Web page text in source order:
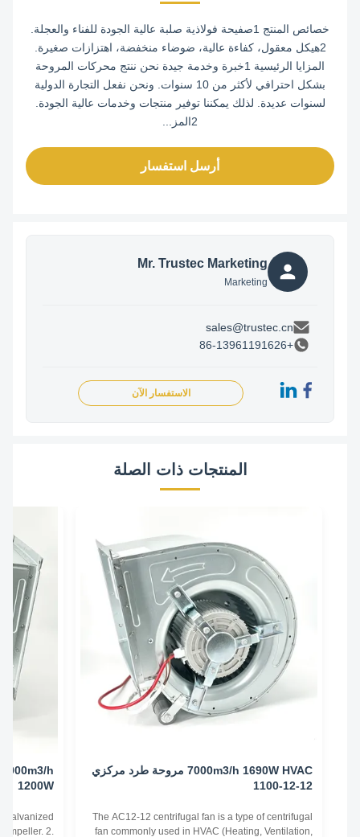
خصائص المنتج 1صفيحة فولاذية صلبة عالية الجودة للفناء والعجلة.
2هيكل معقول، كفاءة عالية، ضوضاء منخفضة، اهتزازات صغيرة.
المزايا الرئيسية 1خبرة وخدمة جيدة نحن ننتج محركات المروحة
بشكل احترافي لأكثر من 10 سنوات. ونحن نفعل التجارة الدولية
لسنوات عديدة. لذلك يمكننا توفير منتجات وخدمات عالية الجودة.
أرسل استفسار
Mr. Trustec Marketing
Marketing
sales@trustec.cn
الاستفسار الآن
المنتجات ذات الصلة
7000m3/h 1690W HVAC مروحة طرد مركزي
The AC12-12 centrifugal fan is a type of centrifugal
fan commonly used in HVAC (Heating, Ventilation,
dip galvanized
and impeller. 2.